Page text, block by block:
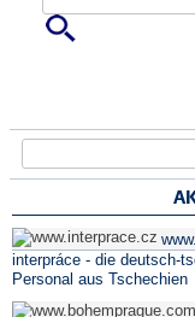
Suchformular
interpráce - die deutsch-
Personal aus Tschechien